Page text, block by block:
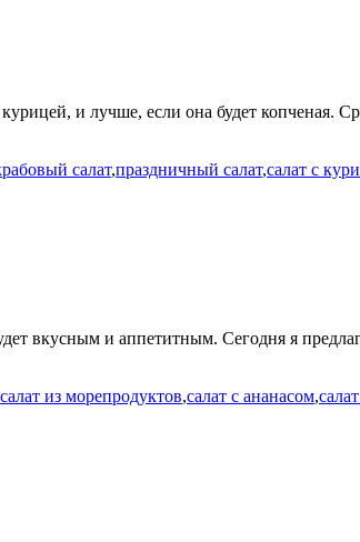
и лучше, если она будет копченая.
салат,праздничный салат,салат с
вкусным и аппетитным. Сегодня я
салат из морепродуктов,салат с ананасом,